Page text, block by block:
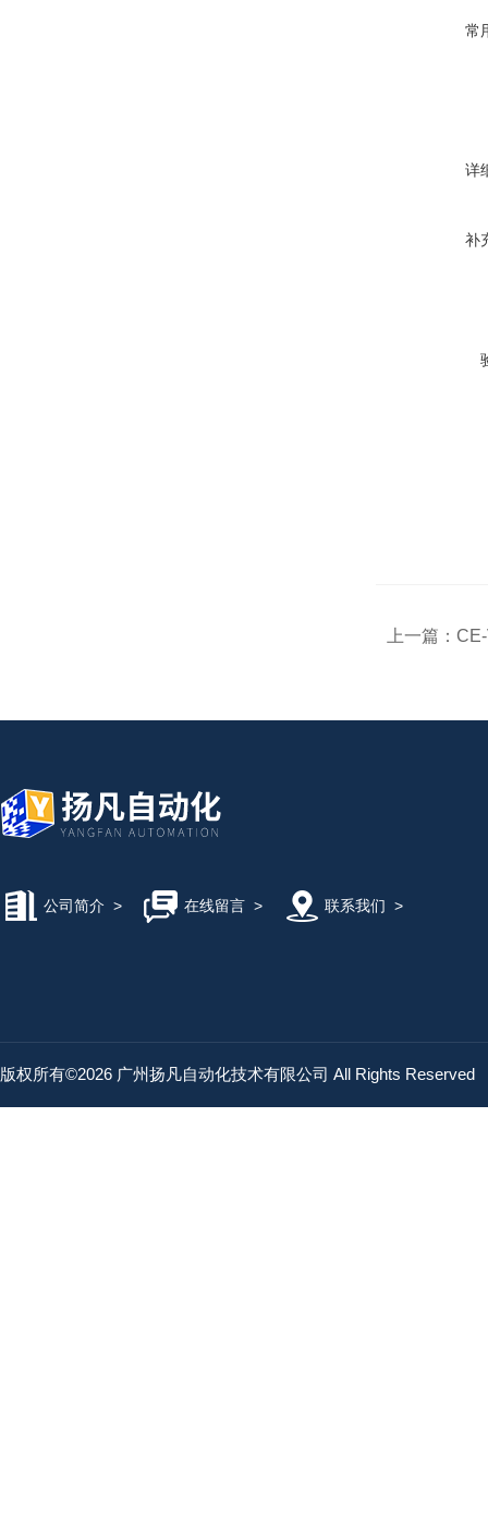
常
详
补
上一篇：
公司简介 > 在线留言> 联系我们 >
版权所有©2026 广州扬凡自动化技术有限公司 All Rights Reserved